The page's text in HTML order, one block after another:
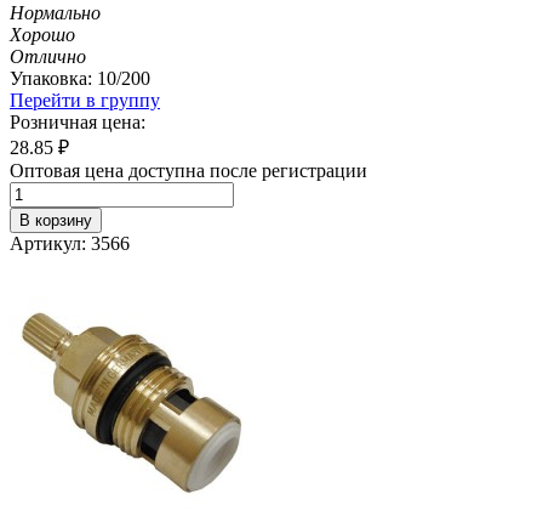
Нормально
Хорошо
Отлично
Упаковка: 10/200
Перейти в группу
Розничная цена:
28.85 ₽
Оптовая цена доступна после регистрации
В корзину
Артикул: 3566